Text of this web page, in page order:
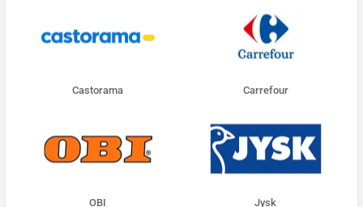
Castorama Carrefour
OBI Jysk